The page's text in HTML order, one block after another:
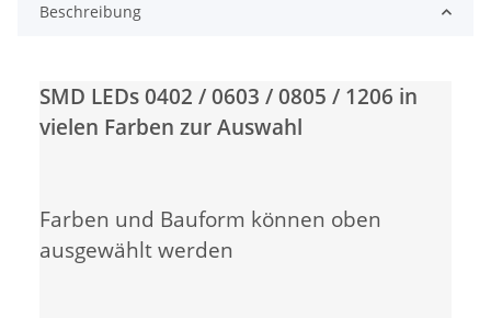
Beschreibung
SMD LEDs 0402 / 0603 / 0805 / 1206 in
vielen Farben zur Auswahl
Farben und Bauform können oben
ausgewählt werden